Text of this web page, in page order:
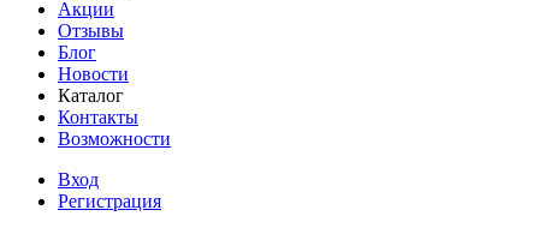
Акции
Отзывы
Блог
Новости
Каталог
Контакты
Возможности
Вход
Регистрация